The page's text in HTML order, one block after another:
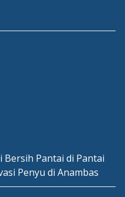
Bersih Pantai di Pantai
Penyu di Anambas